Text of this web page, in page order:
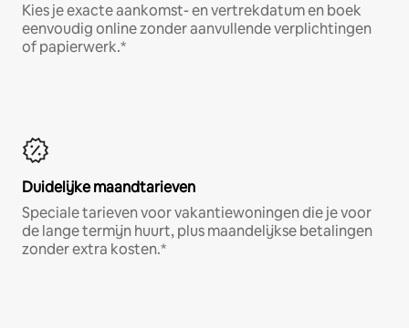
Kies je exacte aankomst- en vertrekdatum en boek
eenvoudig online zonder aanvullende verplichtingen
of papierwerk.*
Duidelijke maandtarieven
Speciale tarieven voor vakantiewoningen die je voor
de lange termijn huurt, plus maandelijkse betalingen
zonder extra kosten.*